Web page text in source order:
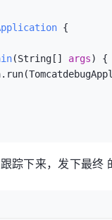
{
(String[] args)
{
踪下来，发下最终